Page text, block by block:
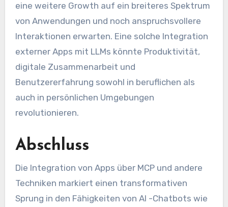
eine weitere Growth auf ein breiteres Spektrum
von Anwendungen und noch anspruchsvollere
Interaktionen erwarten. Eine solche Integration
externer Apps mit LLMs könnte Produktivität,
digitale Zusammenarbeit und
Benutzererfahrung sowohl in beruflichen als
auch in persönlichen Umgebungen
revolutionieren.
Abschluss
Die Integration von Apps über MCP und andere
Techniken markiert einen transformativen
Sprung in den Fähigkeiten von AI -Chatbots wie